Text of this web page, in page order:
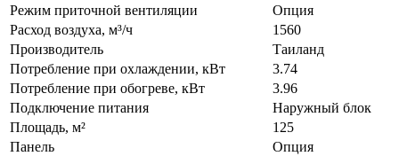
Режим приточной вентиляции
Опция
Расход воздуха, м³/ч
1560
Производитель
Таиланд
Потребление при охлаждении, кВт
3.74
Потребление при обогреве, кВт
3.96
Подключение питания
Наружный блок
Площадь, м²
125
Панель
Опция